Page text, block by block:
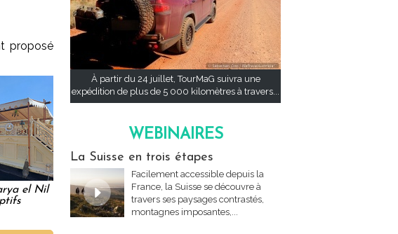
proposé
el Nil
À partir du 24 juillet, TourMaG suivra une
expédition de plus de 5 000 kilomètres à travers...
WEBINAIRES
La Suisse en trois étapes
Facilement accessible depuis la
France, la Suisse se découvre à
travers ses paysages contrastés,
montagnes imposantes,...